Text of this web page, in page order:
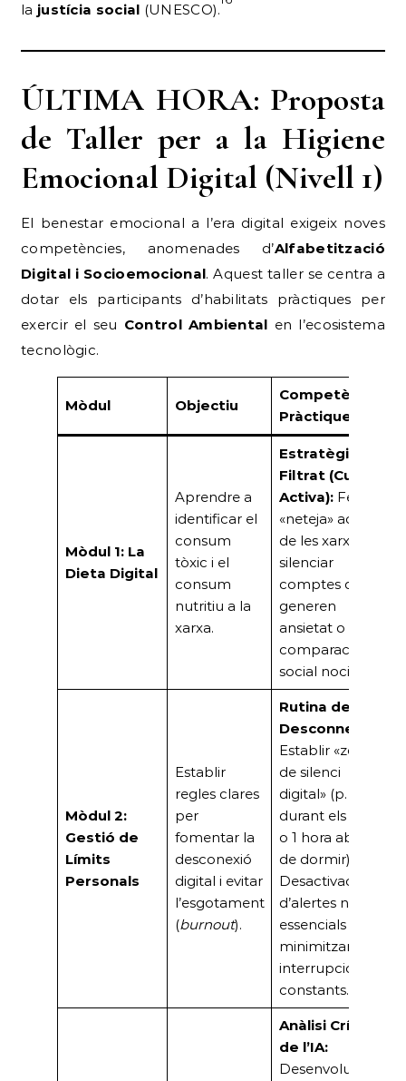
la justícia social (UNESCO).
ÚLTIMA HORA: Proposta
de Taller per a la Higiene
Emocional Digital (Nivell 1)
El benestar emocional a l’era digital exigeix noves
competències, anomenades d’Alfabetització
Digital i Socioemocional. Aquest taller se centra a
dotar els participants d’habilitats pràctiques per
exercir el seu Control Ambiental en l’ecosistema
tecnològic.
Mòdul Objectiu
Competències
Pràctiques
Mòdul 1: La
Dieta Digital
Aprendre a
identificar el
consum
tòxic i el
consum
nutritiu a la
xarxa.
Estratègia de
Filtrat (Curació
Activa):Fer una
«neteja» activa
de les xarxes,
silenciar
comptes que
generen
ansietat o
comparació
social nociva.
Mòdul 2:
Gestió de
Límits
Personals
Establir
regles clares
per
fomentar la
desconexió
digital i evitar
l’esgotament
(burnout).
Rutina de
Desconnexió:
Establir «zones
de silenci
digital» (p. ex.,
durant els àpats
o 1 hora abans
de dormir).
Desactivació
d’alertes no
essencials per
minimitzar les
interrupcions
constants.
Anàlisi Crítica
de l’IA:
Desenvolupar